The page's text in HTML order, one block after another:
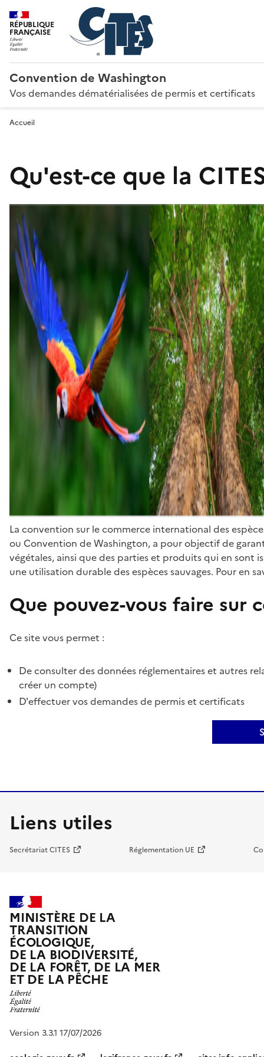
RÉPUBLIQUE
FRANÇAISE
Convention de Washington
Vos demandes dématérialisées de permis et certificats
Accueil
Qu'est-ce que la
La convention sur le commerce international des
ou Convention de Washington, a pour objectif de
végétales, ainsi que des parties et produits qui en sont
une utilisation durable des espèces sauvages. Pour en
Que pouvez-vous faire sur
Ce site vous permet :
De consulter des données réglementaires et autres
créer un compte)
D'effectuer vos demandes de permis et certificats
Liens utiles
Secrétariat CITES Réglementation UE
MINISTÈRE DE LA
TRANSITION
ÉCOLOGIQUE,
DE LA BIODIVERSITÉ,
DE LA FORÊT, DE LA MER
ET DE LA PÊCHE
Version 3.3.1 17/07/2026